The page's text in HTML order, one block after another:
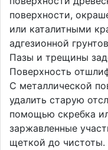
поверхности,
или каталитными
адгезионной
Пазы и трещины
Поверхность
С металлической
удалить старую
помощью скребка
заржавленные
щеткой до